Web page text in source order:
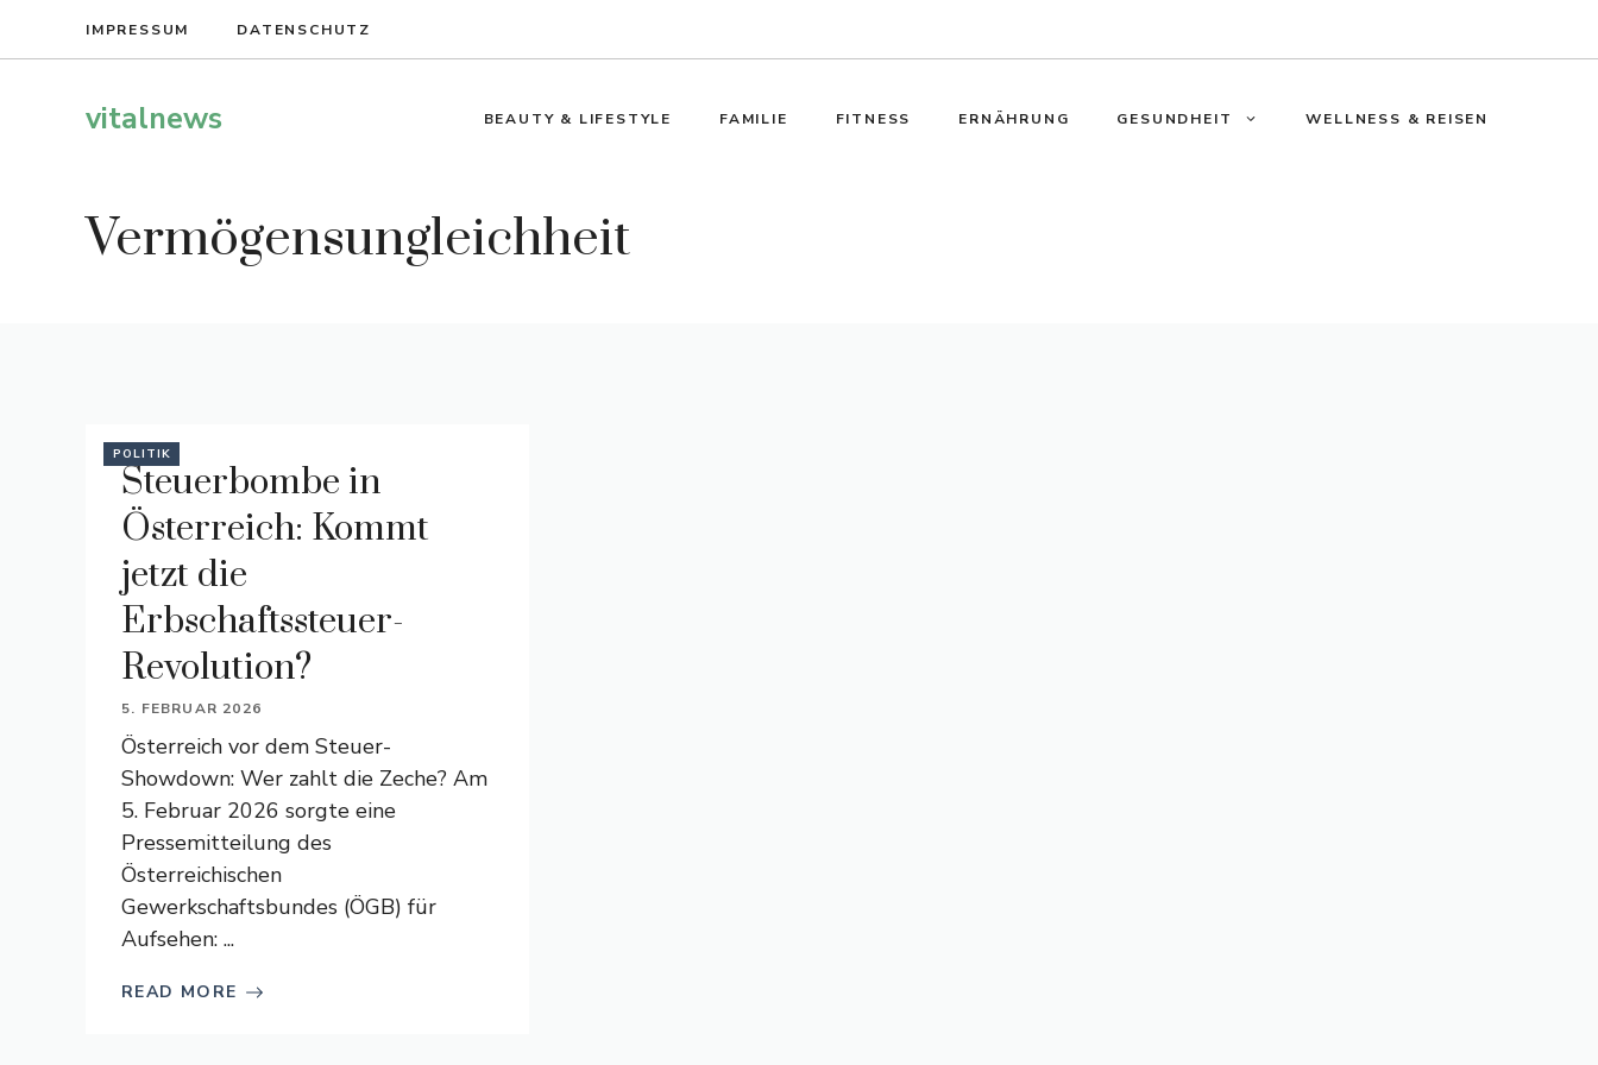
IMPRESSUM DATENSCHUTZ
vitalnews BEAUTY & LIFESTYLE FAMILIE FITNESS ERNÄHRUNG GESUNDHEIT WELLNESS & REISEN
Vermögensungleichheit
POLITIK
Steuerbombe in
Österreich: Kommt
jetzt die
Erbschaftssteuer-
Revolution?
5. FEBRUAR 2026
Österreich vor dem Steuer-
Showdown: Wer zahlt die Zeche? Am
5. Februar 2026 sorgte eine
Pressemitteilung des
Österreichischen
Gewerkschaftsbundes (ÖGB) für
Aufsehen: ...
READ MORE